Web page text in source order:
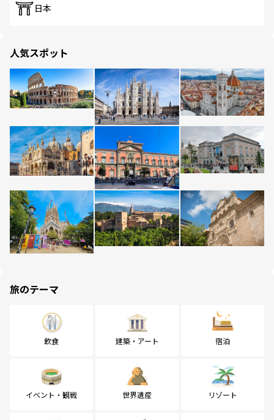
日本
人気スポット
旅のテーマ
飲食 建築・アート 宿泊
イベント・観戦 世界遺産 リゾート